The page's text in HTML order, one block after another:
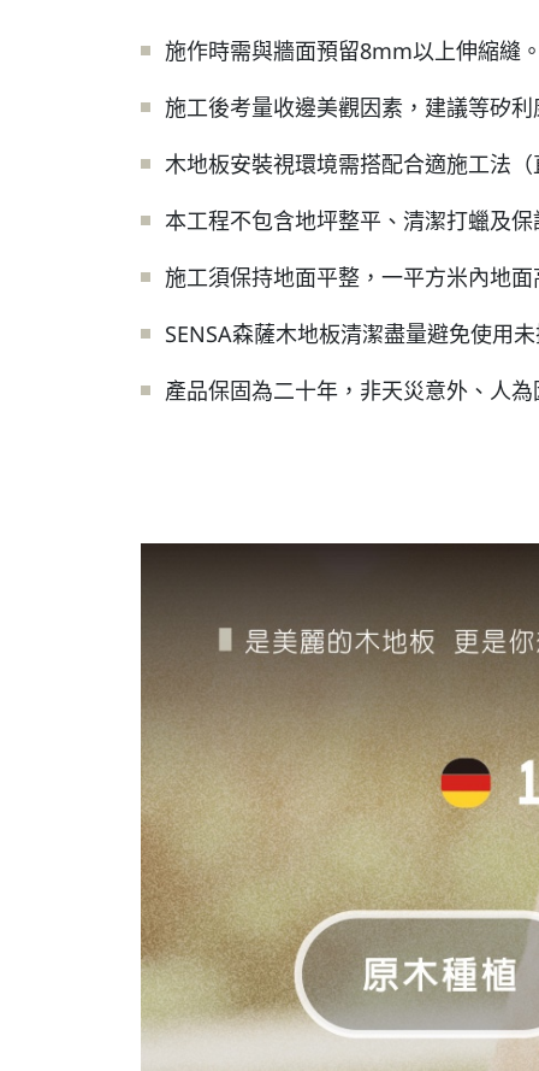
施作時需與牆面預留8mm以上伸縮縫
施工後考量收邊美觀因素，建議等矽
木地板安裝視環境需搭配合適施工法
本工程不包含地坪整平、清潔打蠟及
施工須保持地面平整，一平方米內地
SENSA森薩木地板清潔盡量避免使用
產品保固為二十年，非天災意外、人